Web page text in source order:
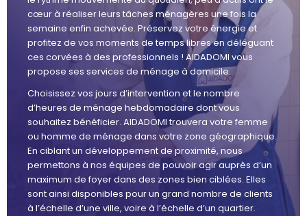
cœur à réaliser leurs tâches ménagères une fois la
semaine enfin achevée. Préservez votre énergie et
profitez de vos moments de temps libres en déléguant
ces corvées à des professionnels ! AIDADOMI vous
propose ses services de ménage à domicile.
Choisissez vos jours d’intervention et le nombre
d’heures de ménage hebdomadaire dont vous
souhaitez bénéficier. AIDADOMI trouvera votre femme
ou homme de ménage dans votre zone géographique.
En ciblant un développement de proximité, nous
permettons à nos équipes de pouvoir agir auprès d’un
maximum de foyer dans des zones bien ciblées. Elles
sont ainsi disponibles pour un grand nombre de clients
à l’échelle d’une ville, voire à l’échelle d’un quartier.